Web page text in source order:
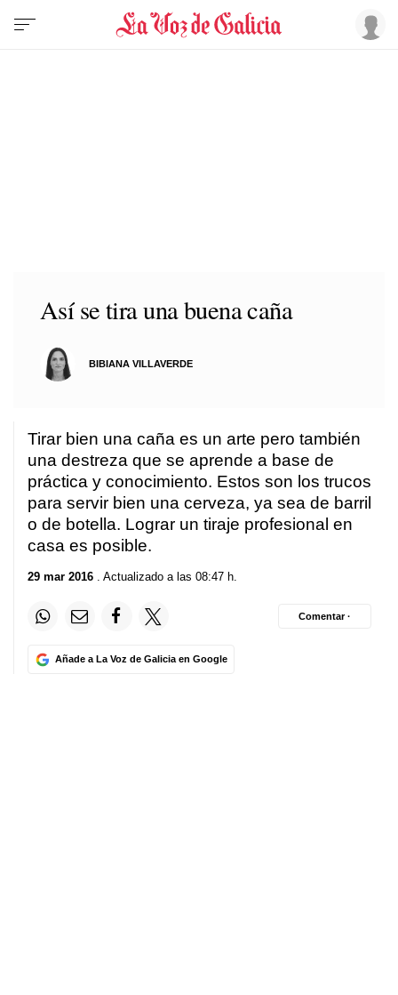
Así se tira una buena caña
BIBIANA VILLAVERDE
Tirar bien una caña es un arte pero también
una destreza que se aprende a base de
práctica y conocimiento. Estos son los trucos
para servir bien una cerveza, ya sea de barril
o de botella. Lograr un tiraje profesional en
casa es posible.
29 mar 2016 . Actualizado a las 08:47 h.
Añade a La Voz de Galicia en Google
Comentar ·